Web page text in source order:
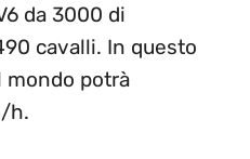
da 3000 di
cavalli. In questo
mondo potrà
h.